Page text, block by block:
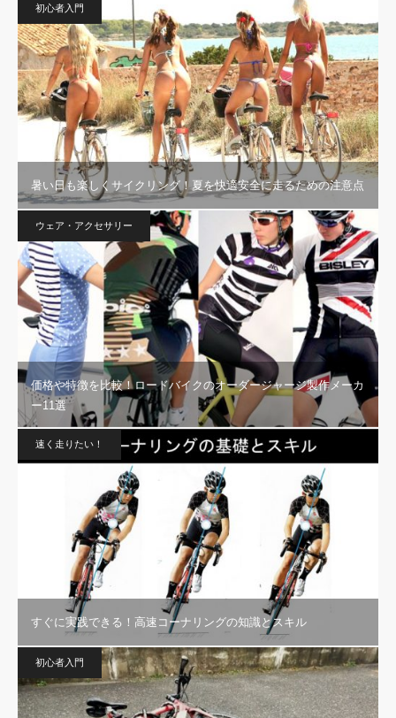
初心者入門
暑い日も楽しくサイクリング！夏を快適安全に走るための注意点
ウェア・アクセサリー
価格や特徴を比較！ロードバイクのオーダージャージ製作メーカ
ー11選
速く走りたい！
すぐに実践できる！高速コーナリングの知識とスキル
初心者入門